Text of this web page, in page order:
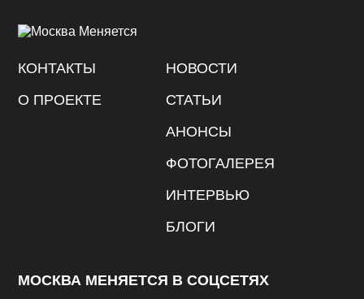
КОНТАКТЫ
О ПРОЕКТЕ
НОВОСТИ
СТАТЬИ
АНОНСЫ
ФОТОГАЛЕРЕЯ
ИНТЕРВЬЮ
БЛОГИ
МОСКВА МЕНЯЕТСЯ В СОЦСЕТЯХ